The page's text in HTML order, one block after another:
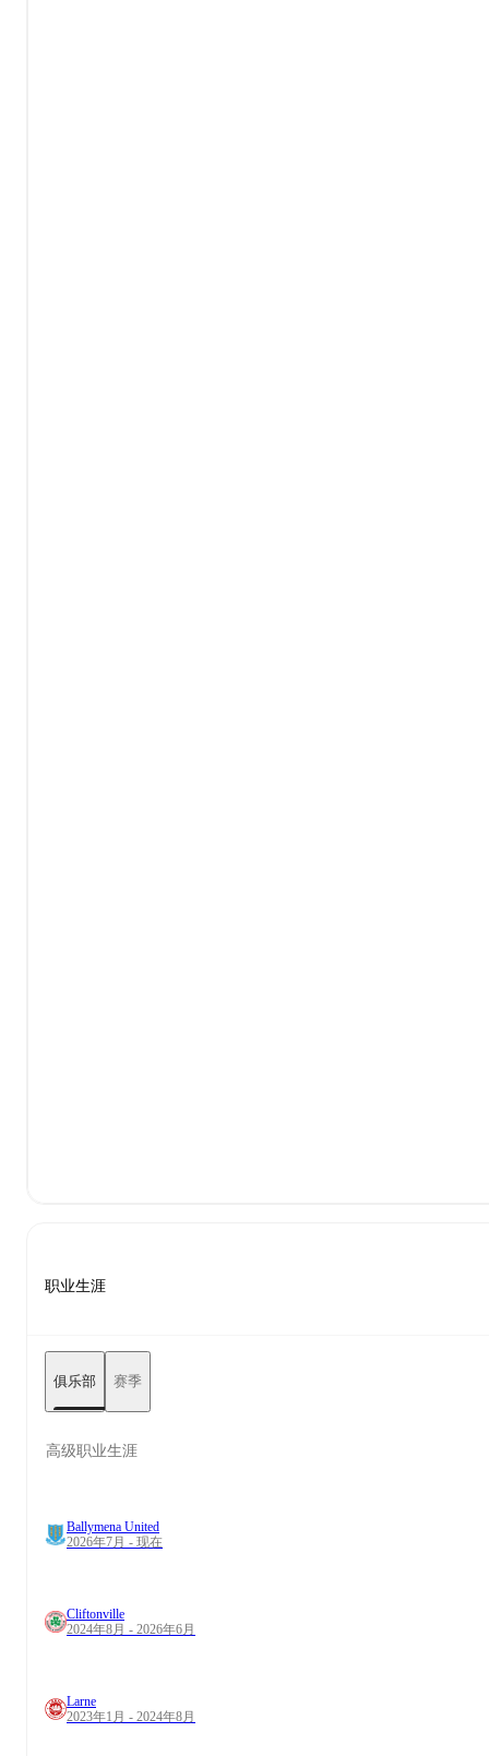
职业生涯
俱乐部 赛季
高级职业生涯
Ballymena United
2026年7月 - 现在
Cliftonville
2024年8月 - 2026年6月
Larne
2023年1月 - 2024年8月